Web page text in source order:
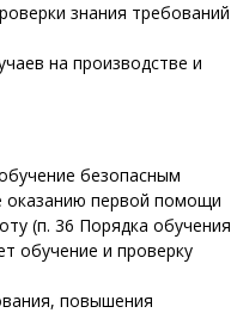
знания требований
на производстве и
безопасным
оказанию первой помощи
(п. 36 Порядка обучения
обучение и проверку
повышения